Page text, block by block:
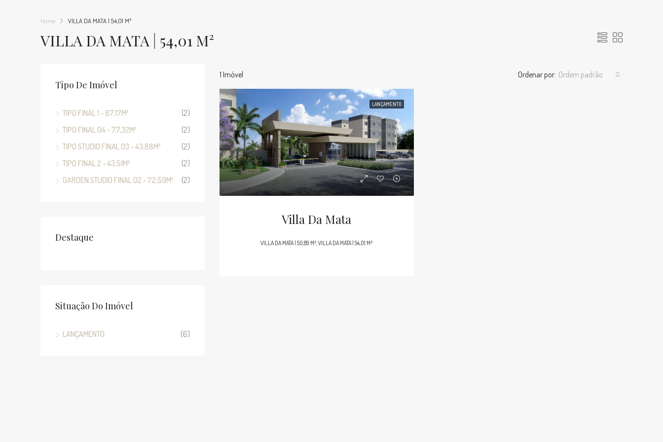
Home VILLA DA MATA | 54,01 M²
VILLA DA MATA | 54,01 M²
1 Imóvel Ordenar por: Ordem padrão
LANÇAMENTO
Villa Da Mata
VILLA DA MATA | 50,89 M², VILLA DA MATA | 54,01 M²
Tipo De Imóvel
TIPO FINAL 1 - 87,17M²
(2)
TIPO FINAL 04 - 77,32M²
(2)
TIPO STUDIO FINAL 03 - 43,88M²
(2)
TIPO FINAL 2 - 43,51M²
(2)
GARDEN STUDIO FINAL 02 - 72,59M²
(2)
Destaque
Situação Do Imóvel
LANÇAMENTO (6)